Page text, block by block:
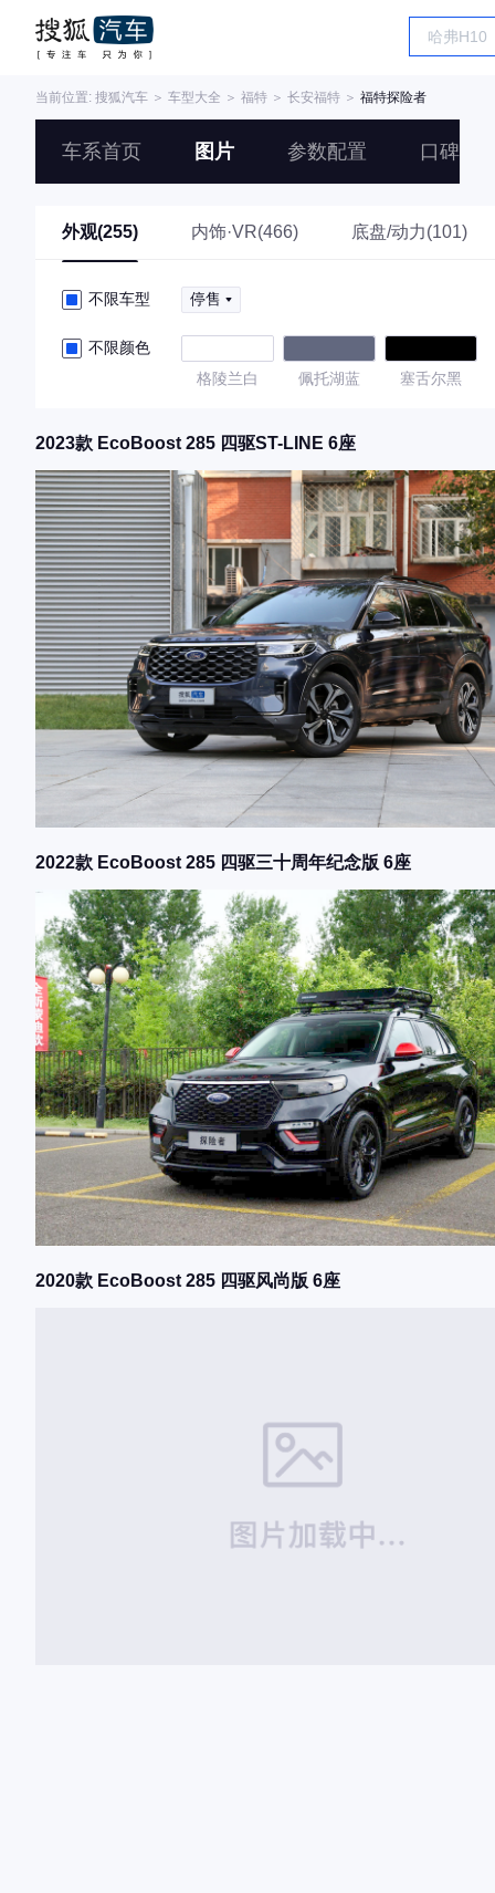
当前位置: 搜狐汽车 ＞ 车型大全 ＞ 福特 ＞ 长安福特 ＞ 福特探险者
车系首页 图片 参数配置 口碑
外观(255) 内饰·VR(466) 底盘/动力(101)
不限车型 停售
不限颜色
格陵兰白
佩托湖蓝 塞舌尔黑
2023款 EcoBoost 285 四驱ST-LINE 6座
2022款 EcoBoost 285 四驱三十周年纪念版 6座
2020款 EcoBoost 285 四驱风尚版 6座